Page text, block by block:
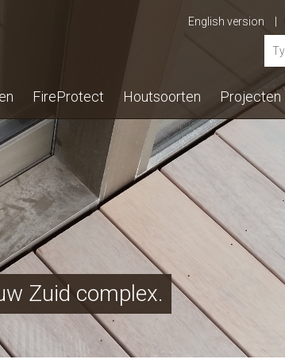
English version
FireProtect Houtsoorten Projecten
Zuid complex.